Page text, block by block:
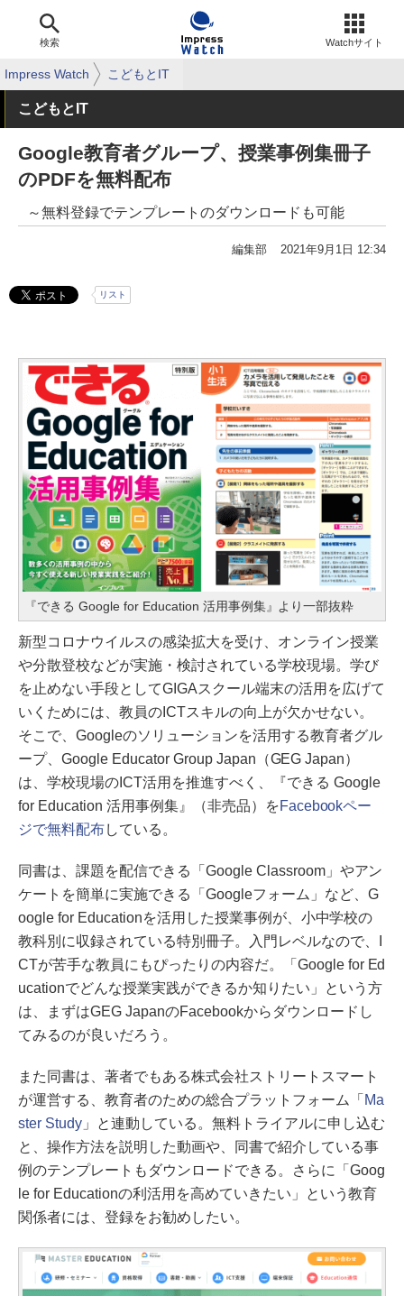
検索 Watchサイト
Impress Watch こどもとIT
こどもとIT
Google教育者グループ、授業事例集冊子
のPDFを無料配布
～無料登録でテンプレートのダウンロードも可能
編集部 2021年9月1日 12:34
リスト
『できる Google for Education 活用事例集』より一部抜粋
新型コロナウイルスの感染拡大を受け、オンライン授業
や分散登校などが実施・検討されている学校現場。学び
を止めない手段としてGIGAスクール端末の活用を広げて
いくためには、教員のICTスキルの向上が欠かせない。
そこで、Googleのソリューションを活用する教育者グル
ープ、Google Educator Group Japan（GEG Japan）
は、学校現場のICT活用を推進すべく、『できる Google
for Education 活用事例集』（非売品）をFacebookペー
ジで無料配布している。
同書は、課題を配信できる「Google Classroom」やアン
ケートを簡単に実施できる「Googleフォーム」など、G
oogle for Educationを活用した授業事例が、小中学校の
教科別に収録されている特別冊子。入門レベルなので、I
CTが苦手な教員にもぴったりの内容だ。「Google for Ed
ucationでどんな授業実践ができるか知りたい」という方
は、まずはGEG JapanのFacebookからダウンロードし
てみるのが良いだろう。
また同書は、著者でもある株式会社ストリートスマート
が運営する、教育者のための総合プラットフォーム「 Ma
ster Study」と連動している。無料トライアルに申し込む
と、操作方法を説明した動画や、同書で紹介している事
例のテンプレートもダウンロードできる。さらに「Goog
le for Educationの利活用を高めていきたい」という教育
関係者には、登録をお勧めしたい。